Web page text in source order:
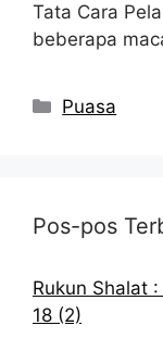
Tata Cara
beberapa
Kategori
Puasa
Pos-pos
Rukun Shalat
18 (2)